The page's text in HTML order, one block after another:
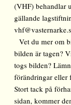
(VHF) behandlar
gällande
Vet du mer om
bilden är tagen?
togs bilden?
förändringar eller
Stort tack på
sidan, kommer